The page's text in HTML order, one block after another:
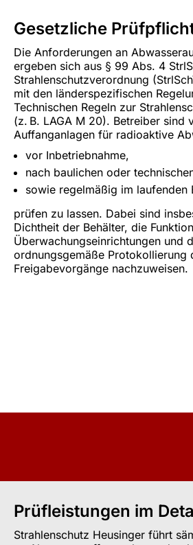
Gesetzliche
Die Anforderungen an
ergeben sich aus § 99 Abs. 4
Strahlenschutzverordnung
mit den länderspezifischen
Technischen Regeln zur
(z. B. LAGA M 20). Betreiber sind
Auffanganlagen für radioaktive
vor Inbetriebnahme,
nach baulichen oder
sowie regelmäßig im laufenden
prüfen zu lassen. Dabei sind
Dichtheit der Behälter, die
Überwachungseinrichtungen und
ordnungsgemäße Protokollierung
Freigabevorgänge nachzuweisen.
Prüfleistungen im
Strahlenschutz Heusinger führt